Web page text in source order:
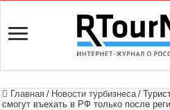
Главная / Новости турбизнеса /
смогут въехать в РФ только после